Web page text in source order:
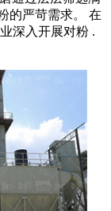
的严苛需求。 在
深入开展对粉 .